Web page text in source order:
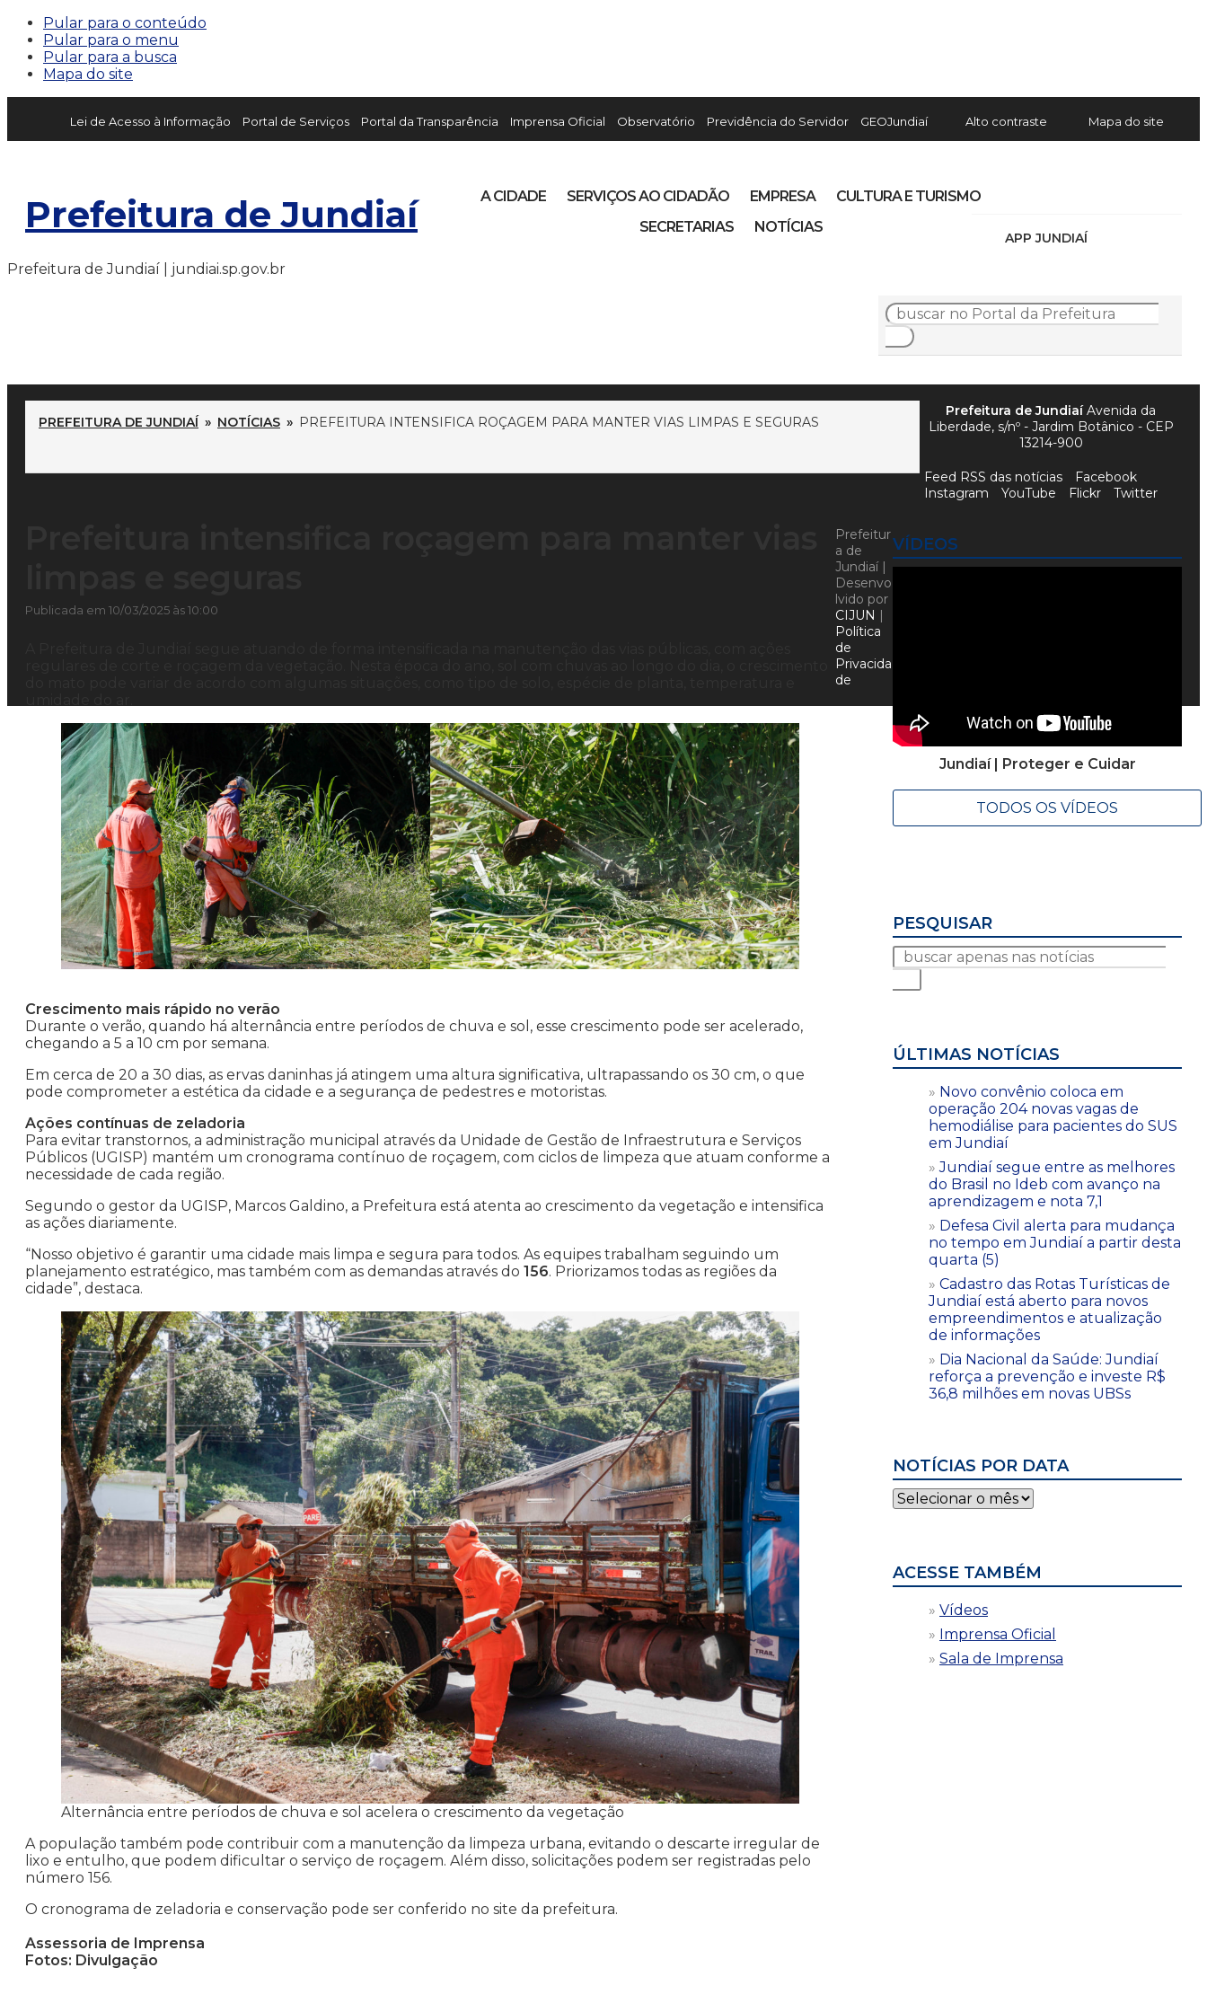
Pular para o conteúdo
Pular para o menu
Pular para a busca
Mapa do site
Lei de Acesso à Informação Portal de Serviços Portal da Transparência Imprensa Oficial Observatório Previdência do Servidor GEOJundiaí Alto contraste Mapa do site
Prefeitura de Jundiaí
APP JUNDIAÍ
A CIDADE SERVIÇOS AO CIDADÃO EMPRESA
CULTURA E TURISMO
SECRETARIAS
NOTÍCIAS
Prefeitura de Jundiaí | jundiai.sp.gov.br
PREFEITURA DE JUNDIAÍ » NOTÍCIAS » PREFEITURA INTENSIFICA ROÇAGEM PARA MANTER VIAS LIMPAS E SEGURAS
Publicada em 10/03/2025 às 10:00
Prefeitura intensifica corte roçagem de mato
Crescimento mais rápido no verão
Durante o verão, quando há alternância entre períodos de chuva e sol, esse crescimento pode ser acelerado,
chegando a 5 a 10 cm por semana.
Em cerca de 20 a 30 dias, as ervas daninhas já atingem uma altura significativa, ultrapassando os 30 cm, o que
pode comprometer a estética da cidade e a segurança de pedestres e motoristas.
Ações contínuas de zeladoria
Para evitar transtornos, a administração municipal através da Unidade de Gestão de Infraestrutura e Serviços
Públicos (UGISP) mantém um cronograma contínuo de roçagem, com ciclos de limpeza que atuam conforme a
necessidade de cada região.
Segundo o gestor da UGISP, Marcos Galdino, a Prefeitura está atenta ao crescimento da vegetação e intensifica
as ações diariamente.
“Nosso objetivo é garantir uma cidade mais limpa e segura para todos. As equipes trabalham seguindo um
planejamento estratégico, mas também com as demandas através do 156. Priorizamos todas as regiões da
cidade”, destaca.
Alternância entre períodos de chuva e sol acelera o crescimento da vegetação
A população também pode contribuir com a manutenção da limpeza urbana, evitando o descarte irregular de
lixo e entulho, que podem dificultar o serviço de roçagem. Além disso, solicitações podem ser registradas pelo
número 156.
O cronograma de zeladoria e conservação pode ser conferido no site da prefeitura.
Assessoria de Imprensa
Fotos: Divulgação
VÍDEOS
Jundiaí | Proteger e Cuidar
TODOS OS VÍDEOS
PESQUISAR
ÚLTIMAS NOTÍCIAS
Novo convênio coloca em
operação 204 novas vagas de
hemodiálise para pacientes do SUS
em Jundiaí
Jundiaí segue entre as melhores
do Brasil no Ideb com avanço na
aprendizagem e nota 7,1
Defesa Civil alerta para mudança
no tempo em Jundiaí a partir desta
quarta (5)
Cadastro das Rotas Turísticas de
Jundiaí está aberto para novos
empreendimentos e atualização
de informações
Dia Nacional da Saúde: Jundiaí
reforça a prevenção e investe R$
36,8 milhões em novas UBSs
NOTÍCIAS POR DATA
Notícias
por
ACESSE TAMBÉM
Vídeos
Imprensa Oficial
Sala de Imprensa
Prefeitura de JundiaíAvenida da
Liberdade, s/nº - Jardim Botânico - CEP
13214-900
Feed RSS das notícias
Facebook
Instagram
YouTube Flickr Twitter
Prefeitur
a de
Jundiaí |
Desenvo
lvido por
CIJUN |
Política
de
Privacida
de